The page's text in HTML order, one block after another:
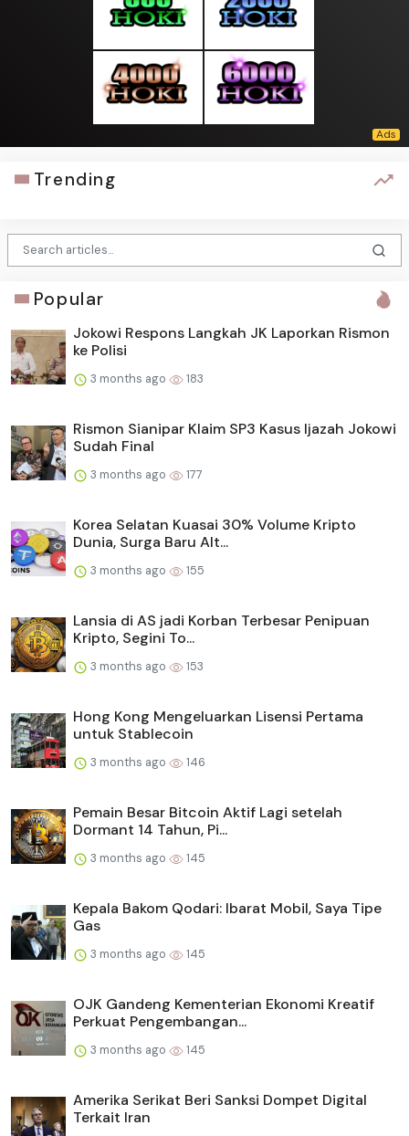
Trending
Popular
Jokowi Respons Langkah JK Laporkan Rismon
ke Polisi
3 months ago 183
Rismon Sianipar Klaim SP3 Kasus Ijazah Jokowi
Sudah Final
3 months ago 177
Korea Selatan Kuasai 30% Volume Kripto
Dunia, Surga Baru Alt...
3 months ago 155
Lansia di AS jadi Korban Terbesar Penipuan
Kripto, Segini To...
3 months ago 153
Hong Kong Mengeluarkan Lisensi Pertama
untuk Stablecoin
3 months ago 146
Pemain Besar Bitcoin Aktif Lagi setelah
Dormant 14 Tahun, Pi...
3 months ago 145
Kepala Bakom Qodari: Ibarat Mobil, Saya Tipe
Gas
3 months ago 145
OJK Gandeng Kementerian Ekonomi Kreatif
Perkuat Pengembangan...
3 months ago 145
Amerika Serikat Beri Sanksi Dompet Digital
Terkait Iran